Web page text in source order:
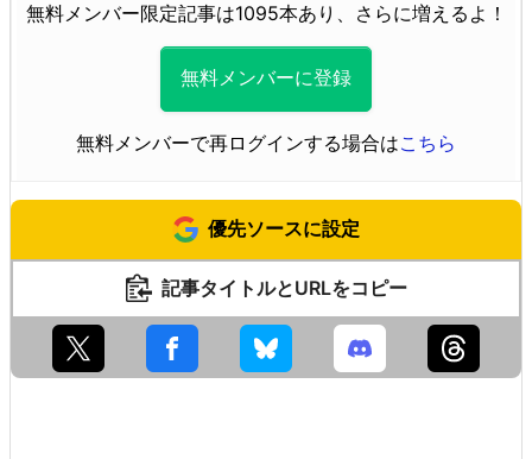
無料メンバー限定記事は1095本あり、さらに増えるよ！
無料メンバーに登録
無料メンバーで再ログインする場合はこちら
優先ソースに設定
記事タイトルとURLをコピー